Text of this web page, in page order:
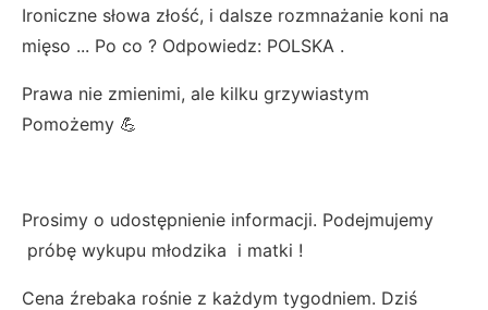
Ironiczne słowa złość, i dalsze rozmnażanie koni na
mięso ... Po co ? Odpowiedz: POLSKA .
Prawa nie zmienimi, ale kilku grzywiastym
Pomożemy 💪
Prosimy o udostępnienie informacji. Podejmujemy
próbę wykupu młodzika i matki !
Cena źrebaka rośnie z każdym tygodniem. Dziś